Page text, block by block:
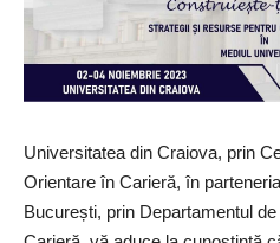
Universitatea din Craiova, prin
Orientare în Carieră, în
București, prin Departamentul